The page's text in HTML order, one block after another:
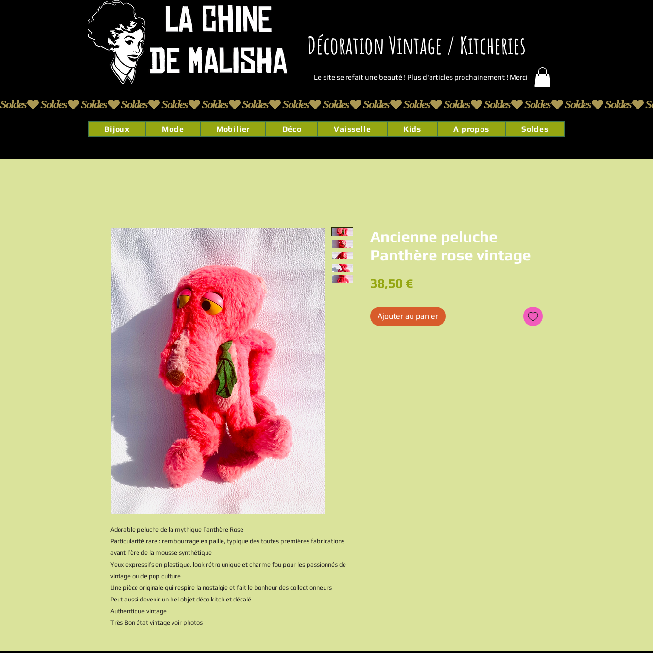
Décoration Vintage / Kitcheries
Le site se refait une beauté ! Plus d'articles prochainement ! Merci
Soldes
Bijoux Mode Mobilier Déco Vaisselle Kids A propos Soldes
Adorable peluche de la mythique Panthère Rose
Particularité rare : rembourrage en paille, typique des toutes premières fabrications
avant l’ère de la mousse synthétique
Yeux expressifs en plastique, look rétro unique et charme fou pour les passionnés de
vintage ou de pop culture
Une pièce originale qui respire la nostalgie et fait le bonheur des collectionneurs
Peut aussi devenir un bel objet déco kitch et décalé
Authentique vintage
Très Bon état vintage voir photos
Ancienne peluche
Panthère rose vintage
38,50 €Prix
Ajouter au panier